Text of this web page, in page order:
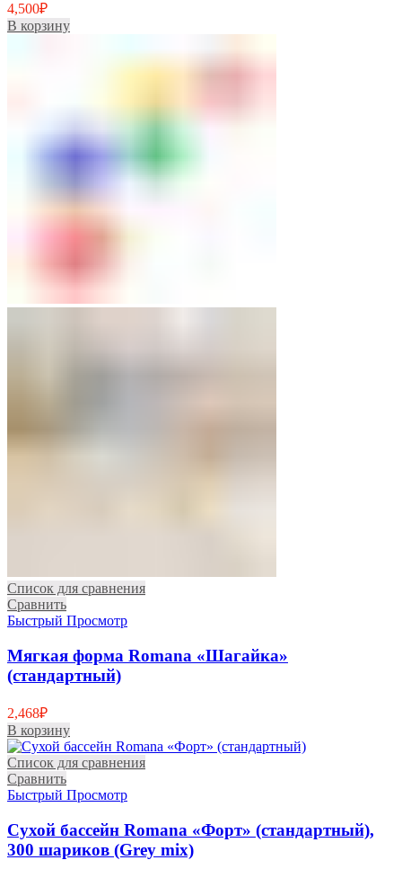
4,500₽
В корзину
Список для сравнения
Сравнить
Быстрый Просмотр
Мягкая форма Romana «Шагайка»
(стандартный)
2,468₽
В корзину
Список для сравнения
Сравнить
Быстрый Просмотр
Сухой бассейн Romana «Форт» (стандартный),
300 шариков (Grey mix)